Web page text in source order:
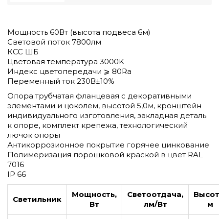
Мощность 60Вт (высота подвеса 6м)
Cветовой поток 7800лм
КСС ШБ
Цветовая температура 3000K
Индекс цветопередачи ⩾ 80Ra
Переменный ток 230В±10%
Опора трубчатая фланцевая с декоративными
элементами и цоколем, высотой 5,0м, кронштейн
индивидуального изготовления, закладная деталь
к опоре, комплект крепежа, технологический
лючок опоры
Антикоррозионное покрытие горячее цинкование
Полимеризация порошковой краской в цвет RAL
7016
IP 66
Светильник
Мощность,
Вт
Светоотдача,
лм/Вт
м